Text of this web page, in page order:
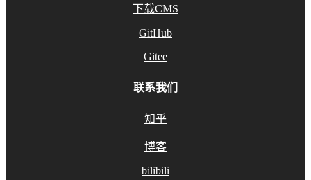
下载CMS
GitHub
Gitee
联系我们
知乎
博客
bilibili